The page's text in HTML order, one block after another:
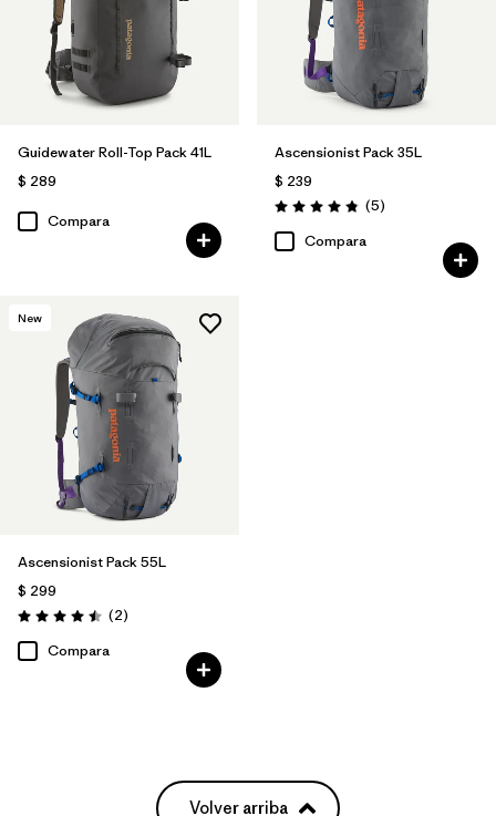
Guidewater Roll-Top Pack 41L
$ 289
Compara
Ascensionist Pack 35L
$ 239
Valoración: 4.8 / 5
(5Comentarios
)
Compara
New
Ascensionist Pack 55L
$ 299
Valoración: 4.5 / 5
(2Comentarios
)
Compara
Volver arriba